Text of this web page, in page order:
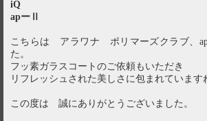
iQ
apーⅡ
こちらは アラワナ ポリマーズクラブ、
た。
フッ素ガラスコートのご依頼もいただき
リフレッシュされた美しさに包まれています
この度は 誠にありがとうございました。